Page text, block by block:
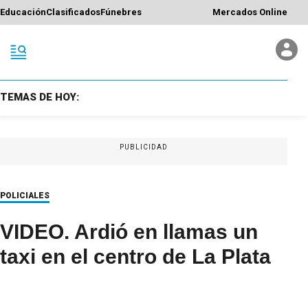
EducaciónClasificadosFúnebres Mercados Online
TEMAS DE HOY:
PUBLICIDAD
POLICIALES
VIDEO. Ardió en llamas un
taxi en el centro de La Plata